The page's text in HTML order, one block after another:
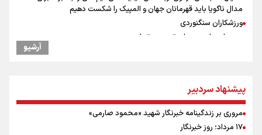
مدال ناگویا باید قهرمانان جهان و المپیک را شکست دهیم
ورزشکاران سنگنوردی
یمن، ایستاده در برابر تحریم و تجاوز
خطیب جمعه تهران: دشمن شکست مفتضحانه خورده و به التماس افتاده،
ادبیات باخت را هم بلد نیست
خبر سخنگوی کمیسیون امنیت از توافق در چارچوب کلی مذاکرات ایران و
عمان بر سر تنگه هرمز
آرشیو
پیشنهاد سردبیر
مروری بر زندگینامه خبرنگار شهید «محمود صارمی»
۱۷ مرداد؛ روز خبرنگار